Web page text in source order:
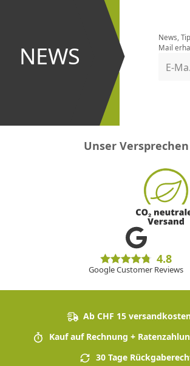
NEWS
und bei
Aktionen
News,
Mail
Unser Versprechen
4.8
Google Customer Reviews
Ab CHF 15
Kauf auf Rechnung +
30 Tage